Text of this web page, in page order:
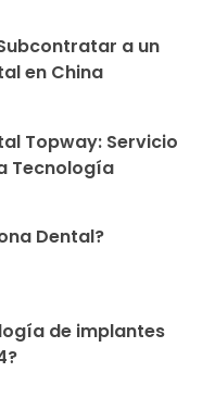
a un
en China
Topway: Servicio
Tecnología
Dental?
de implantes